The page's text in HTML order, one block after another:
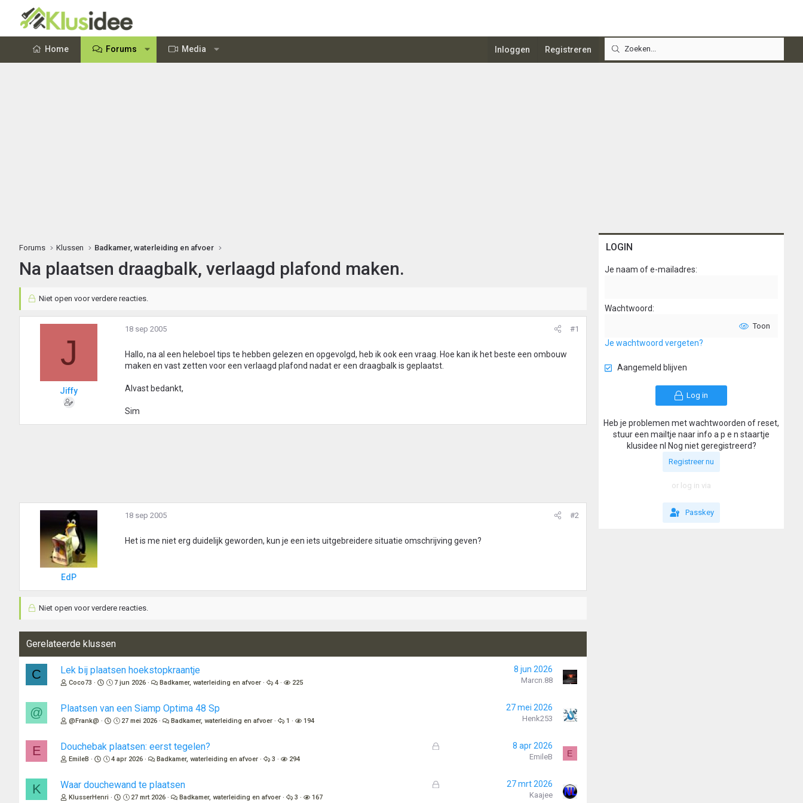
Home Forums Media Inloggen Registreren
Forums Klussen Badkamer, waterleiding en afvoer
Na plaatsen draagbalk, verlaagd plafond maken.
Niet open voor verdere reacties.
J
Jiffy
18 sep 2005 #1
Hallo, na al een heleboel tips te hebben gelezen en opgevolgd, heb ik ook een vraag. Hoe kan ik het beste een ombouw
maken en vast zetten voor een verlaagd plafond nadat er een draagbalk is geplaatst.
Alvast bedankt,
Sim
EdP
18 sep 2005 #2
Het is me niet erg duidelijk geworden, kun je een iets uitgebreidere situatie omschrijving geven?
Niet open voor verdere reacties.
Gerelateerde klussen
C Lek bij plaatsen hoekstopkraantje
Coco73 7 jun 2026 Badkamer, waterleiding en afvoer 4 225
8 jun 2026
Marcn.88
@ Plaatsen van een Siamp Optima 48 Sp
@Frank@ 27 mei 2026 Badkamer, waterleiding en afvoer 1 194
27 mei 2026
Henk253
E
G
o
Douchebak plaatsen: eerst tegelen?
EmileB 4 apr 2026 Badkamer, waterleiding en afvoer 3 294
8 apr 2026
EmileB E
K
G
Waar douchewand te plaatsen
KlusserHenri 27 mrt 2026 Badkamer, waterleiding en afvoer 3 167
27 mrt 2026
Kaajee
LOGIN
Je naam of e-mailadres
Wachtwoord
Toon
Je wachtwoord vergeten?
Aangemeld blijven
Log in
Heb je problemen met wachtwoorden of reset,
stuur een mailtje naar info a p e n staartje
klusidee nl Nog niet geregistreerd?
Registreer nu
or log in via
Passkey